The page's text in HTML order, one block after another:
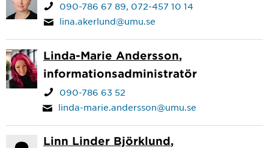
090-786 67 89 072-457 10 14
lina.akerlund@umu.se
Linda-Marie Andersson,
informationsadministratör
090-786 63 52
linda-marie.andersson@umu.se
Linn Linder Björklund,